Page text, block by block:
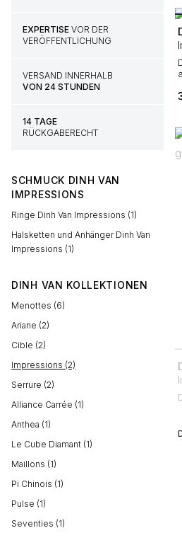
EXPERTISE VOR DER
VERÖFFENTLICHUNG
VERSAND INNERHALB
VON 24 STUNDEN
14 TAGE
RÜCKGABERECHT
SCHMUCK DINH VAN
IMPRESSIONS
Ringe Dinh Van Impressions (1)
Halsketten und Anhänger Dinh Van
Impressions (1)
DINH VAN KOLLEKTIONEN
Menottes (6)
Ariane (2)
Cible (2)
Impressions (2)
Serrure (2)
Alliance Carrée (1)
Anthea (1)
Le Cube Diamant (1)
Maillons (1)
Pi Chinois (1)
Pulse (1)
Seventies (1)